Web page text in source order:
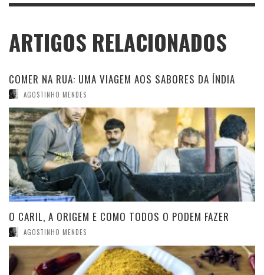
ARTIGOS RELACIONADOS
COMER NA RUA: UMA VIAGEM AOS SABORES DA ÍNDIA
AGOSTINHO MENDES
O CARIL, A ORIGEM E COMO TODOS O PODEM FAZER
AGOSTINHO MENDES